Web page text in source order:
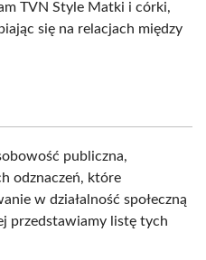
TVN Style Matki i córki,
się na relacjach między
publiczna,
odznaczeń, które
w działalność społeczną
przedstawiamy listę tych